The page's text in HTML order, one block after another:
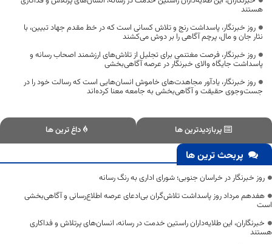
هستند
روز خبرنگار، پاسداشت رنج و تلاش کسانی است که در خط مقدم جهاد تبیین، با
نثار جان و مال، پرچم آگاهی را بر دوش می‌کشند
روز خبرنگار، فرصت مغتنمی برای تجلیل از تلاش‌های ارزشمند اصحاب رسانه و
پاسداشت جایگاه والای خبرنگار در عرصه آگاهی‌بخشی
روز خبرنگار، یادآور مجاهدت‌های خاموش انسان‌هایی است که رسالت خود را در
جست‌وجوی حقیقت و آگاهی‌بخشی به جامعه معنا کرده‌اند
پربازدیدترین ها داغ ترین ها
پربحث ترین ها
روز خبرنگار در خراسان جنوبی؛ شورای اداری به رنگ رسانه
هفدهم مرداد روز پاسداشت تلاش‌گران بی‌ادعای عرصه اطلاع‌رسانی و آگاهی‌بخشی
است
خبرنگاران، این طلایه‌داران راستین خدمت در رسانه، انسان‌های پرتلاش و فداکاری
هستند